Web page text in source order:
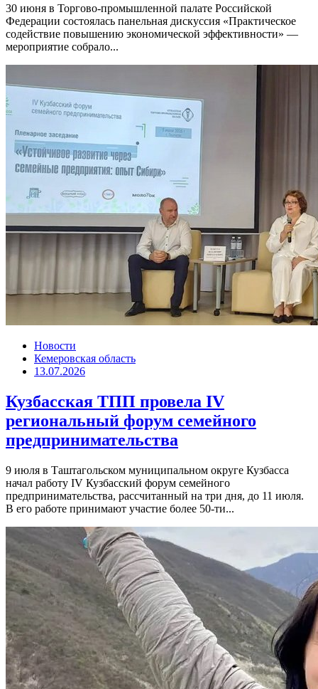
30 июня в Торгово-промышленной палате Российской
Федерации состоялась панельная дискуссия «Практическое
содействие повышению экономической эффективности» —
мероприятие собрало...
Новости
Кемеровская область
13.07.2026
Кузбасская ТПП провела IV
региональный форум семейного
предпринимательства
9 июля в Таштагольском муниципальном округе Кузбасса
начал работу IV Кузбасский форум семейного
предпринимательства, рассчитанный на три дня, до 11 июля.
В его работе принимают участие более 50-ти...